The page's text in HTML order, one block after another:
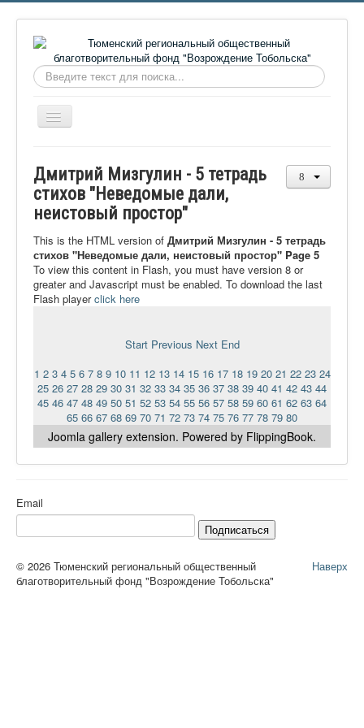
Искать...
Включить/
выключить
О фонде
Онлайн библиотека
Видеоматериалы
Контакты
Сайт проекта Достоевский
Дмитрий Мизгулин - 5 тетрадь
стихов "Неведомые дали,
неистовый простор"
This is the HTML version of Дмитрий Мизгулин - 5 тетрадь
стихов "Неведомые дали, неистовый простор" Page 5
To view this content in Flash, you must have version 8 or
greater and Javascript must be enabled. To download the last
Flash playerclick here
Start Previous Next End
1 2 3 4 5 6 7 8 9 10 11 12 13 14 15 16 17 18 19 20 21 22 23 24
25 26 27 28 29 30 31 32 33 34 35 36 37 38 39 40 41 42 43 44
45 46 47 48 49 50 51 52 53 54 55 56 57 58 59 60 61 62 63 64
65 66 67 68 69 70 71 72 73 74 75 76 77 78 79 80
Joomla gallery extension. Powered by FlippingBook.
Email
Подписаться
Наверх
© 2026 Тюменский региональный общественный
благотворительный фонд "Возрождение Тобольска"